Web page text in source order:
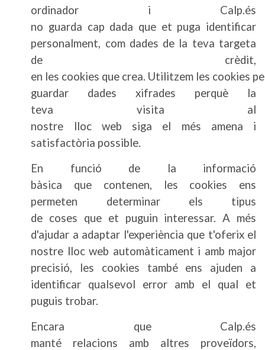
ordinador i Calp.és
no guarda cap dada que et puga identificar
personalment, com dades de la teva targeta
de crèdit,
en les cookies que crea. Utilitzem les cookies
guardar dades xifrades perquè la
teva visita al
nostre lloc web siga el més amena i
satisfactòria possible.
En funció de la informació
bàsica que contenen, les cookies ens
permeten determinar els tipus
de coses que et puguin interessar. A més
d'ajudar a adaptar l'experiència que t'oferix el
nostre lloc web automàticament i amb major
precisió, les cookies també ens ajuden a
identificar qualsevol error amb el qual et
puguis trobar.
Encara que Calp.és
manté relacions amb altres proveïdors,